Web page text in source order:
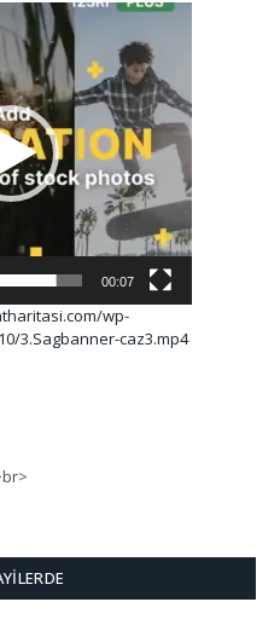
00:07
wp-
3.Sagbanner-caz3.mp4